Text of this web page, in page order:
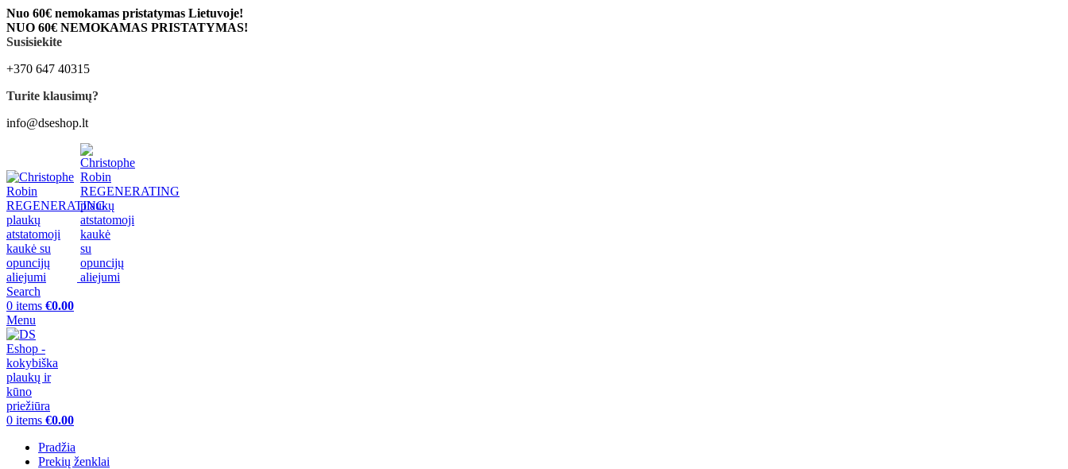
Nuo 60€ nemokamas pristatymas Lietuvoje!
NUO 60€ NEMOKAMAS PRISTATYMAS!
Susisiekite
+370 647 40315
Turite klausimų?
info@dseshop.lt
Search
0 items €0.00
Menu
0 items €0.00
Pradžia
Prekių ženklai